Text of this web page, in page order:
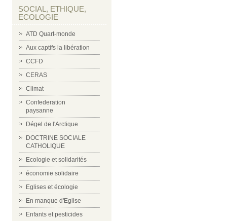
SOCIAL, ETHIQUE,
ECOLOGIE
ATD Quart-monde
Aux captifs la libération
CCFD
CERAS
Climat
Confederation
paysanne
Dégel de l'Arctique
DOCTRINE SOCIALE
CATHOLIQUE
Ecologie et solidarités
économie solidaire
Eglises et écologie
En manque d'Eglise
Enfants et pesticides